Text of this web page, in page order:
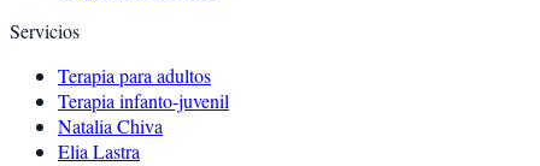
Servicios
Terapia para adultos
Terapia infanto-juvenil
Natalia Chiva
Elia Lastra